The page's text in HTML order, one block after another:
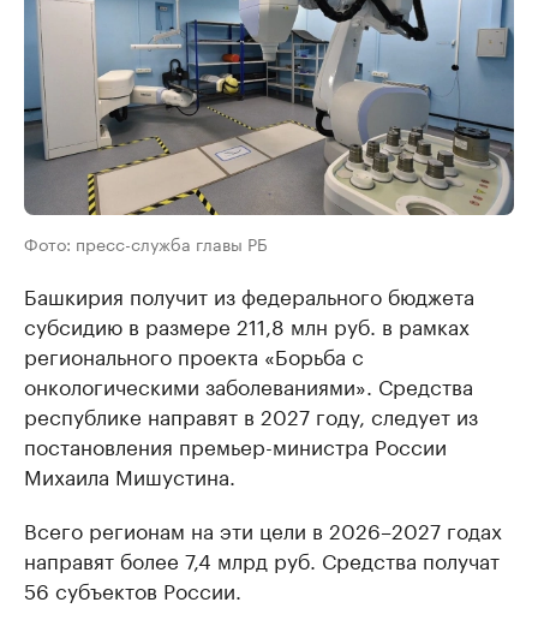
Фото: пресс-служба главы РБ
Башкирия получит из федерального бюджета
субсидию в размере 211,8 млн руб. в рамках
регионального проекта «Борьба с
онкологическими заболеваниями». Средства
республике направят в 2027 году, следует из
постановления премьер-министра России
Михаила Мишустина.
Всего регионам на эти цели в 2026–2027 годах
направят более 7,4 млрд руб. Средства получат
56 субъектов России.